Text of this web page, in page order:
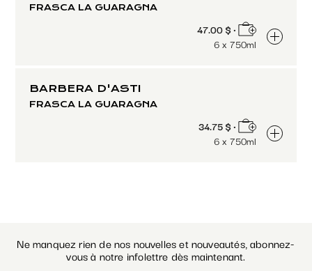
FRASCA LA GUARAGNA
47.00 $ •
6 x 750ml
BARBERA D'ASTI
FRASCA LA GUARAGNA
34.75 $ •
6 x 750ml
Ne manquez rien de nos nouvelles et nouveautés, abonnez-
vous à notre infolettre dès maintenant.